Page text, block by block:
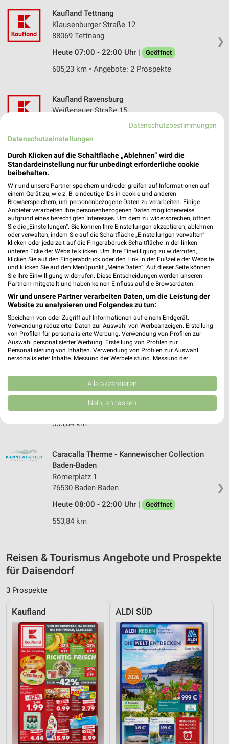
❯
Kaufland Tettnang
Klausenburger Straße 12
88069 Tettnang
Heute 07:00 - 22:00 Uhr |
Geöffnet
605,23 km • Angebote: 2 Prospekte
Kaufland Ravensburg
Weißenauer Straße 15
Heute 07:00 - 22:00 Uhr |
593,58 km • Angebote: 2 Prospekte
Kaufland Weingarten
Franz-Beer-Straße 108
88250 Weingarten
Heute 07:00 - 22:00 Uhr | Geöffnet
589,95 km • Angebote: 2 Prospekte
Kaufland Weingarten
Karlstraße 21
88250 Weingarten
Heute 07:00 - 22:00 Uhr |
588,45 km • Angebote: 2 Prospekte
❯
Friedrichsbad - Kannewischer Collection Baden-
Römerplatz 1
76530 Baden-Baden
Heute 09:00 - 22:00 Uhr |
553,84 km
❯
Caracalla Therme - Kannewischer Collection
Baden-Baden
Römerplatz 1
76530 Baden-Baden
Heute 08:00 - 22:00 Uhr |
Geöffnet
553,84 km
Reisen & Tourismus Angebote und Prospekte
für Daisendorf
3 Prospekte
Kaufland ALDI SÜD
Datenschutzbestimmungen
Datenschutzeinstellungen
Durch Klicken auf die Schaltfläche „Ablehnen“ wird die
Standardeinstellung nur für unbedingt erforderliche cookie
beibehalten.
Wir und unsere Partner speichern und/oder greifen auf Informationen auf
einem Gerät zu, wie z. B. eindeutige IDs in cookie und anderen
Browserspeichern, um personenbezogene Daten zu verarbeiten. Einige
Anbieter verarbeiten Ihre personenbezogenen Daten möglicherweise
aufgrund eines berechtigten Interesses. Um dem zu widersprechen, öffnen
Sie die „Einstellungen“. Sie können Ihre Einstellungen akzeptieren, ablehnen
oder verwalten, indem Sie auf die Schaltfläche „Einstellungen verwalten“
klicken oder jederzeit auf die Fingerabdruck-Schaltfläche in der linken
unteren Ecke der Website klicken. Um Ihre Einwilligung zu widerrufen,
klicken Sie auf den Fingerabdruck oder den Link in der Fußzeile der Website
und klicken Sie auf den Menüpunkt „Meine Daten“. Auf dieser Seite können
Sie Ihre Einwilligung widerrufen. Diese Entscheidungen werden unseren
Partnern mitgeteilt und haben keinen Einfluss auf die Browserdaten.
Wir und unsere Partner verarbeiten Daten, um die Leistung der
Website zu analysieren und Folgendes zu tun:
Speichern von oder Zugriff auf Informationen auf einem Endgerät.
Verwendung reduzierter Daten zur Auswahl von Werbeanzeigen. Erstellung
von Profilen für personalisierte Werbung. Verwendung von Profilen zur
Auswahl personalisierter Werbung. Erstellung von Profilen zur
Personalisierung von Inhalten. Verwendung von Profilen zur Auswahl
personalisierter Inhalte. Messung der Werbeleistung. Messung der
Kombinationen von Daten aus verschiedenen Quellen. Entwicklung und
Verbesserung der Angebote. Verwendung reduzierter Daten zur Auswahl
von Inhalten.
Daten können außerhalb der Europäischen Union weitergegeben und in die
Website/App.
Wir nutzen Ihre Daten für folgende Zwecke:
IAB-Verarbeitungszwecke:
Speichern von oder Zugriff auf Informationen
auf einem Endgerät
Verwendung reduzierter Daten zur Auswahl von
Werbeanzeigen
Verwendung von Profilen zur Auswahl
von Inhalten
Verwendung von Profilen zur Auswahl
personalisierter Inhalte
Messung der Werbeleistung
Messung der Performance von Inhalten
Analyse von Zielgruppen durch Statistiken oder
Kombinationen von Daten aus verschiedenen
Quellen
Entwicklung und Verbesserung der Angebote
Alle akzeptieren
Nein, anpassen